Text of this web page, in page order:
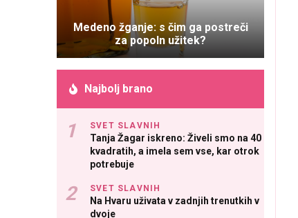
Medeno žganje: s čim ga postreči
za popoln užitek?
Najbolj brano
SVET SLAVNIH
Tanja Žagar iskreno: Živeli smo na 40
kvadratih, a imela sem vse, kar otrok
potrebuje
SVET SLAVNIH
Na Hvaru uživata v zadnjih trenutkih v
dvoje